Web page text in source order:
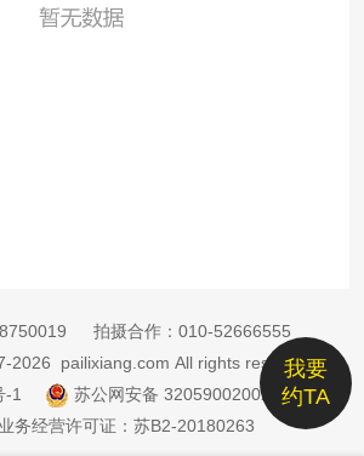
我要
约TA
拍摄合作： 010-52666555
2026 pailixiang.com All rights reserved
-1
苏公网安备 32059002002885号
务经营许可证：苏B2-20180263